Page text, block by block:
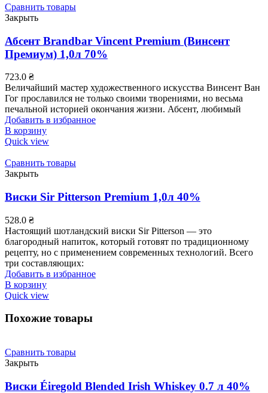
Сравнить товары
Закрыть
Абсент Brandbar Vincent Premium (Винсент
Премиум) 1,0л 70%
723.0 ₴
Величайший мастер художественного искусства Винсент Ван
Гог прославился не только своими творениями, но весьма
печальной историей окончания жизни. Абсент, любимый
Добавить в избранное
В корзину
Quick view
Сравнить товары
Закрыть
Виски Sir Pitterson Premium 1,0л 40%
528.0 ₴
Настоящий шотландский виски Sir Pitterson — это
благородный напиток, который готовят по традиционному
рецепту, но с применением современных технологий. Всего
три составляющих:
Добавить в избранное
В корзину
Quick view
Похожие товары
Сравнить товары
Закрыть
Виски Éiregold Blended Irish Whiskey 0.7 л 40%